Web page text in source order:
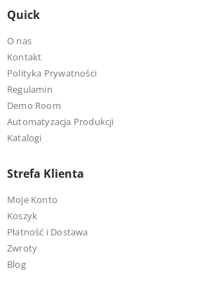
Quick
O nas
Kontakt
Polityka Prywatności
Regulamin
Demo Room
Automatyzacja Produkcji
Katalogi
Strefa Klienta
Moje Konto
Koszyk
Płatność i Dostawa
Zwroty
Blog